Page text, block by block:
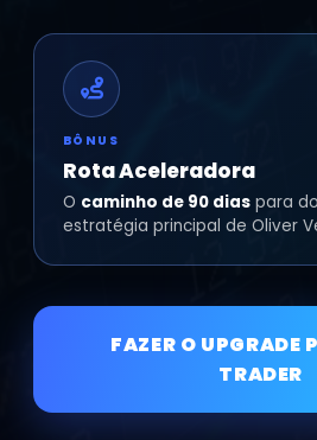
BÔNUS
Rota Aceleradora
O caminho de 90 dias para
estratégia principal de Oliver
FAZER O UPGRADE
TRADER